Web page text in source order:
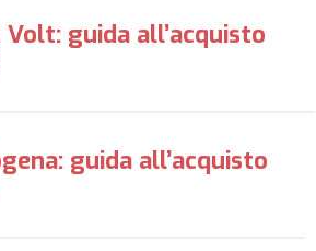
Volt: guida all’acquisto
guida all’acquisto